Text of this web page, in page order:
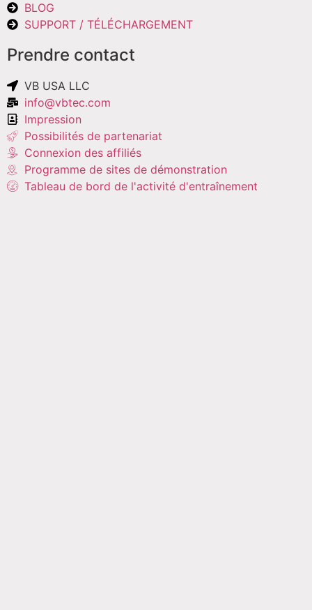
BLOG
SUPPORT / TÉLÉCHARGEMENT
Prendre contact
VB USA LLC
info@vbtec.com
Impression
Possibilités de partenariat
Connexion des affiliés
Programme de sites de démonstration
Tableau de bord de l'activité d'entraînement